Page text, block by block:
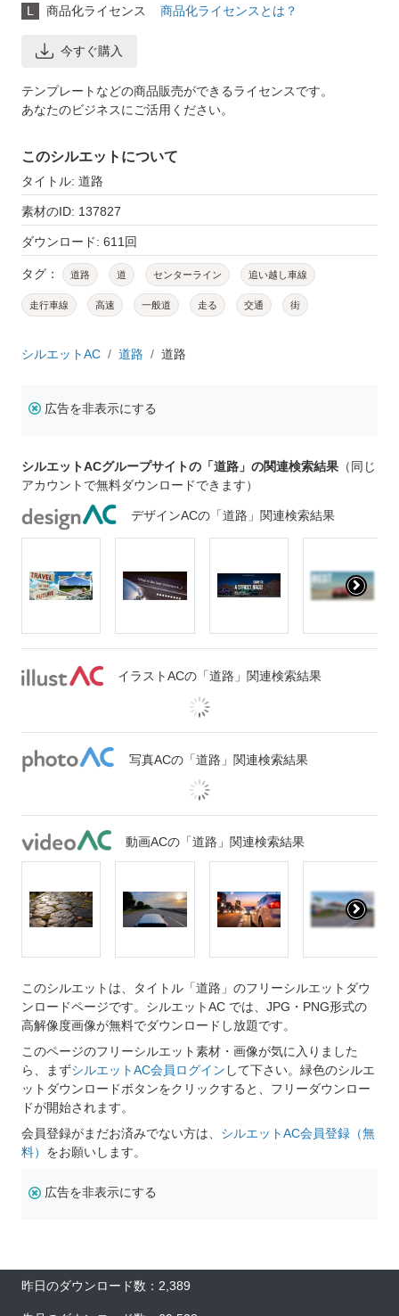
L 商品化ライセンス 商品化ライセンスとは？
今すぐ購入
テンプレートなどの商品販売ができるライセンスです。
あなたのビジネスにご活用ください。
このシルエットについて
タイトル: 道路
素材のID: 137827
ダウンロード: 611回
タグ： 道路 道 センターライン 追い越し車線
走行車線 高速 一般道 走る 交通 街
シルエットAC 道路 道路
広告を非表示にする
シルエットACグループサイトの「道路」の関連検索結果 （同じ
アカウントで無料ダウンロードできます）
デザインACの「道路」関連検索結果
イラストACの「道路」関連検索結果
写真ACの「道路」関連検索結果
動画ACの「道路」関連検索結果
このシルエットは、タイトル「道路」のフリーシルエットダウ
ンロードページです。シルエットAC では、JPG・PNG形式の
高解像度画像が無料でダウンロードし放題です。
このページのフリーシルエット素材・画像が気に入りました
ら、まずシルエットAC会員ログイン して下さい。緑色のシルエ
ットダウンロードボタンをクリックすると、フリーダウンロー
ドが開始されます。
会員登録がまだお済みでない方は、 シルエットAC会員登録（無
料） をお願いします。
広告を非表示にする
昨日のダウンロード数：2,389